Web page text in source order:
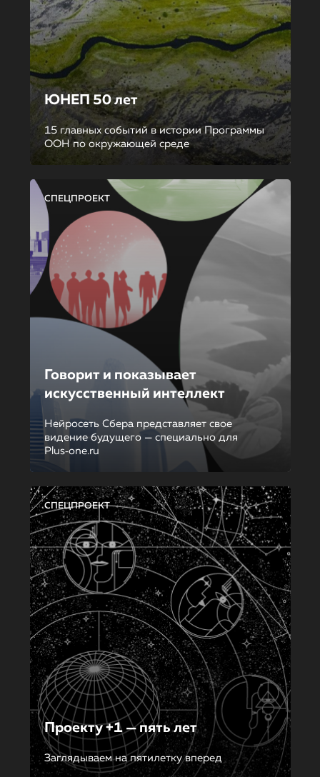
ЮНЕП 50 лет
15 главных событий в истории Программы
ООН по окружающей среде
СПЕЦПРОЕКТ
Говорит и показывает
искусственный интеллект
Нейросеть Сбера представляет свое
видение будущего — специально для
Plus‑one.ru
СПЕЦПРОЕКТ
Проекту +1 — пять лет
Заглядываем на пятилетку вперед